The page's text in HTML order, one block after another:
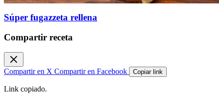
Súper fugazzeta rellena
Compartir receta
Compartir en X Compartir en Facebook Copiar link
Link copiado.